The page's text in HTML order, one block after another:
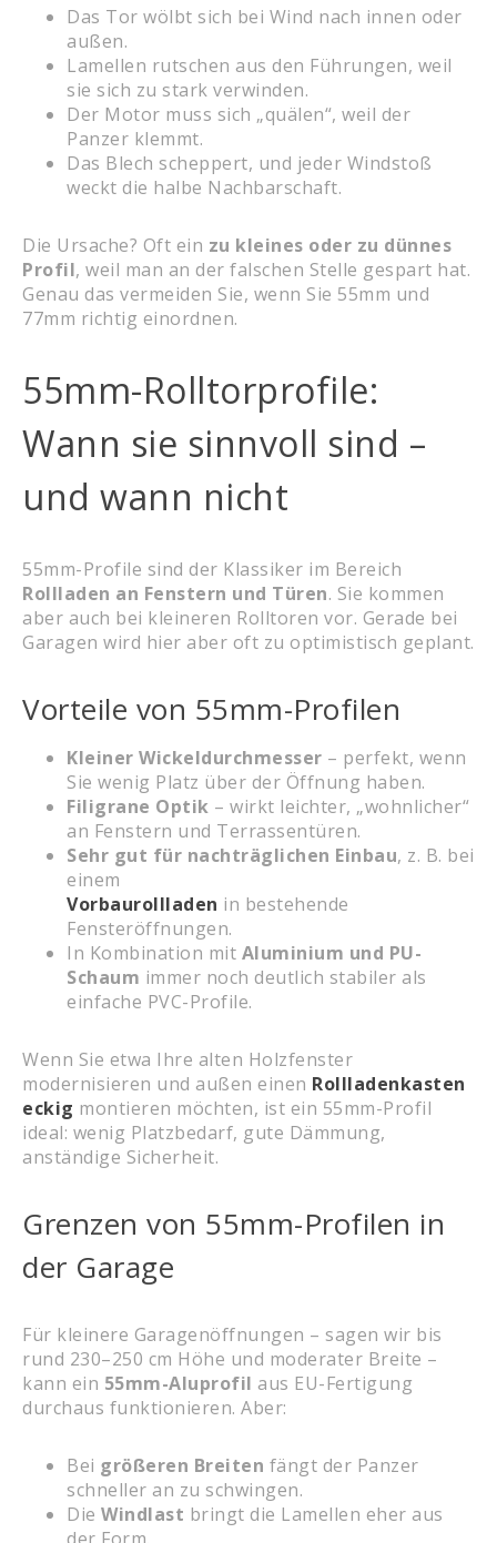
Das Tor wölbt sich bei Wind nach innen oder
außen.
Lamellen rutschen aus den Führungen, weil
sie sich zu stark verwinden.
Der Motor muss sich „quälen“, weil der
Panzer klemmt.
Das Blech scheppert, und jeder Windstoß
weckt die halbe Nachbarschaft.
Die Ursache? Oft ein zu kleines oder zu dünnes
Profil, weil man an der falschen Stelle gespart hat.
Genau das vermeiden Sie, wenn Sie 55mm und
77mm richtig einordnen.
55mm-Rolltorprofile:
Wann sie sinnvoll sind –
und wann nicht
55mm-Profile sind der Klassiker im Bereich
Rollladen an Fenstern und Türen. Sie kommen
aber auch bei kleineren Rolltoren vor. Gerade bei
Garagen wird hier aber oft zu optimistisch geplant.
Vorteile von 55mm-Profilen
Kleiner Wickeldurchmesser – perfekt, wenn
Sie wenig Platz über der Öffnung haben.
Filigrane Optik – wirkt leichter, „wohnlicher“
an Fenstern und Terrassentüren.
Sehr gut für nachträglichen Einbau, z. B. bei
einem
Vorbaurollladen in bestehende
Fensteröffnungen.
In Kombination mit Aluminium und PU-
Schaum immer noch deutlich stabiler als
einfache PVC-Profile.
Wenn Sie etwa Ihre alten Holzfenster
modernisieren und außen einen Rollladenkasten
eckig montieren möchten, ist ein 55mm-Profil
ideal: wenig Platzbedarf, gute Dämmung,
anständige Sicherheit.
Grenzen von 55mm-Profilen in
der Garage
Für kleinere Garagenöffnungen – sagen wir bis
rund 230–250 cm Höhe und moderater Breite –
kann ein 55mm-Aluprofil aus EU-Fertigung
durchaus funktionieren. Aber:
Bei größeren Breiten fängt der Panzer
schneller an zu schwingen.
Die Windlast bringt die Lamellen eher aus